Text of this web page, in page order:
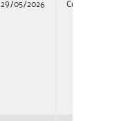
29/05/2026 Concurso